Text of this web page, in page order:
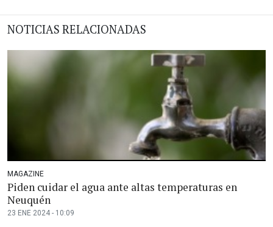
NOTICIAS RELACIONADAS
MAGAZINE
Piden cuidar el agua ante altas temperaturas en
Neuquén
23 ENE 2024 - 10:09